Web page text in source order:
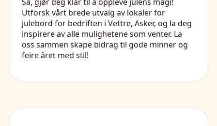
Utforsk vårt brede utvalg av lokaler for
julebord for bedriften i Vettre, Asker, og la deg
inspirere av alle mulighetene som venter. La
oss sammen skape bidrag til gode minner og
feire året med stil!